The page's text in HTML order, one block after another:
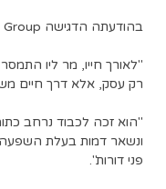
בהודעתה הדגישה Giant Group כי אופניים הם יותר מעסק עבור ליו.
"לאורך חייו, מר ליו
רק עסק, אלא דרך חיים
"הוא זכה לכבוד נרחב
ונשאר דמות בעלת השפעה
פני דורות".